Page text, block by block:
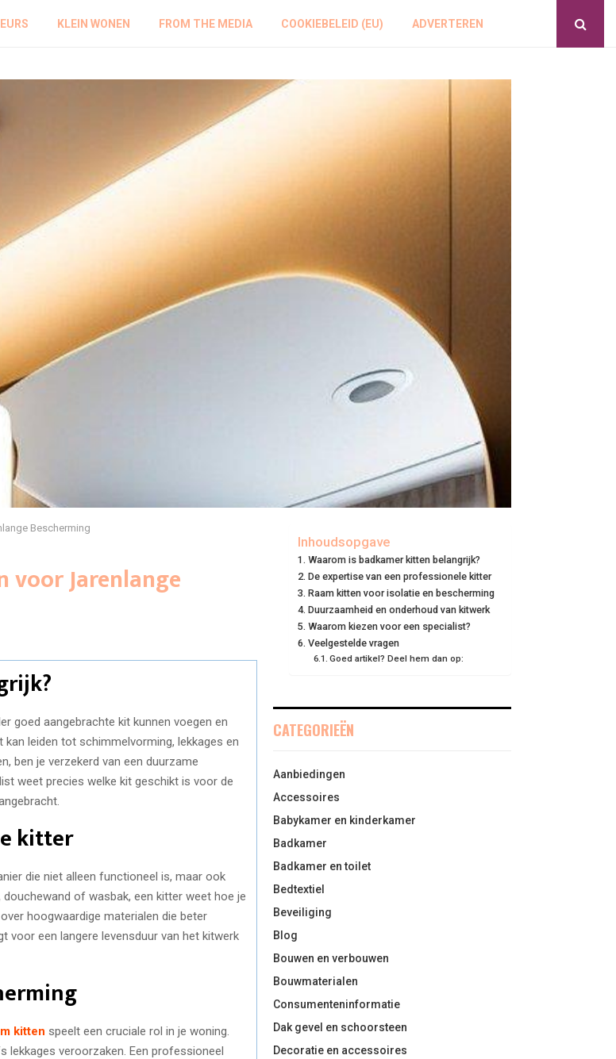
KLEIN WONEN FROM THE MEDIA COOKIEBELEID (EU) ADVERTEREN
Bescherming
voor Jarenlange
goed aangebrachte kit kunnen voegen en
leiden tot schimmelvorming, lekkages en
ben je verzekerd van een duurzame
weet precies welke kit geschikt is voor de
kitter
die niet alleen functioneel is, maar ook
of wasbak, een kitter weet hoe je
hoogwaardige materialen die beter
voor een langere levensduur van het kitwerk
kitten speelt een cruciale rol in je woning.
lekkages veroorzaken. Een professioneel
Inhoudsopgave
Waarom is badkamer kitten belangrijk?
De expertise van een professionele kitter
Raam kitten voor isolatie en bescherming
Duurzaamheid en onderhoud van kitwerk
Waarom kiezen voor een specialist?
Veelgestelde vragen
Goed artikel? Deel hem dan op:
CATEGORIEËN
Aanbiedingen
Accessoires
Babykamer en kinderkamer
Badkamer
Badkamer en toilet
Bedtextiel
Beveiliging
Blog
Bouwen en verbouwen
Bouwmaterialen
Consumenteninformatie
Dak gevel en schoorsteen
Decoratie en accessoires